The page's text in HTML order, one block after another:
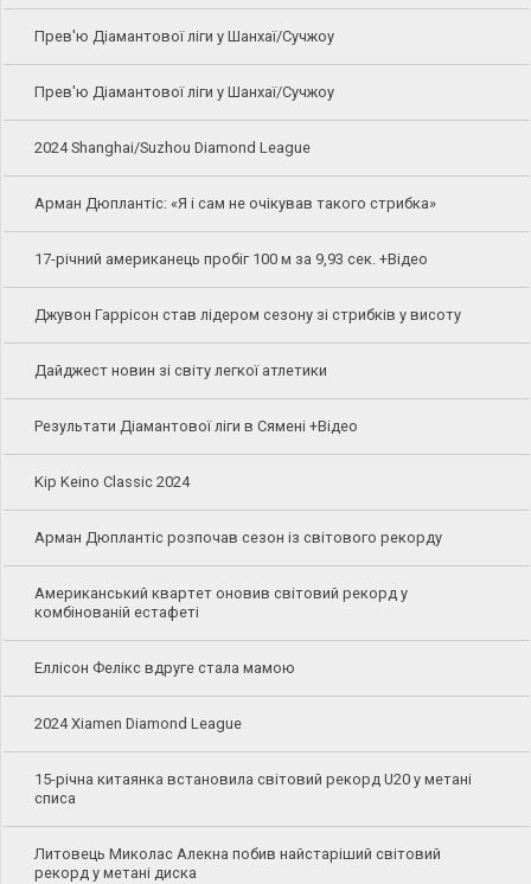
Прев'ю Діамантової ліги у Шанхаї/Сучжоу
Прев'ю Діамантової ліги у Шанхаї/Сучжоу
2024 Shanghai/Suzhou Diamond League
Арман Дюплантіс: «Я і сам не очікував такого стрибка»
17-річний американець пробіг 100 м за 9,93 сек. +Відео
Джувон Гаррісон став лідером сезону зі стрибків у висоту
Дайджест новин зі світу легкої атлетики
Результати Діамантової ліги в Сямені +Відео
Kip Keino Classic 2024
Арман Дюплантіс розпочав сезон із світового рекорду
Американський квартет оновив світовий рекорд у
комбінованій естафеті
Еллісон Фелікс вдруге стала мамою
2024 Xiamen Diamond League
15-річна китаянка встановила світовий рекорд U20 у метані
списа
Литовець Миколас Алекна побив найстаріший світовий
рекорд у метані диска